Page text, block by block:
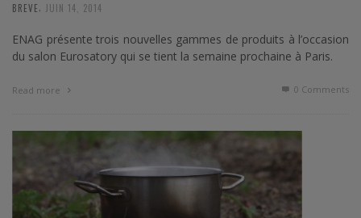
BREVE JUIN 14, 2014
ENAG présente trois nouvelles gammes de produits à l’occasion
du salon Eurosatory qui se tient la semaine prochaine à Paris.
Read more 0 Comments